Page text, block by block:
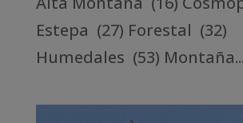
Estepa (27) Forestal (32)
Humedales (53) Montaña...